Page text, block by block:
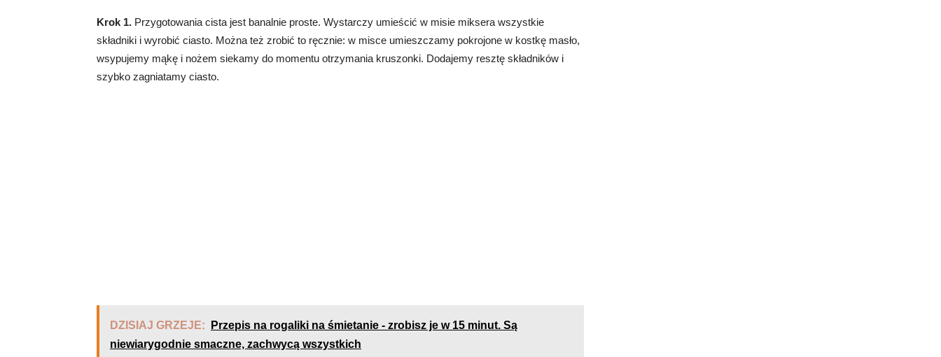
Krok 1. Przygotowania cista jest banalnie proste. Wystarczy umieścić w misie miksera wszystkie
składniki i wyrobić ciasto. Można też zrobić to ręcznie: w misce umieszczamy pokrojone w kostkę masło,
wsypujemy mąkę i nożem siekamy do momentu otrzymania kruszonki. Dodajemy resztę składników i
szybko zagniatamy ciasto.
DZISIAJ GRZEJE:
Przepis na rogaliki na śmietanie - zrobisz je w 15 minut. Są
niewiarygodnie smaczne, zachwycą wszystkich